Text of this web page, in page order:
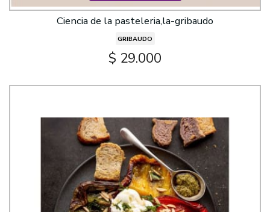
Ciencia de la pasteleria,la-gribaudo
GRIBAUDO
$ 29.000